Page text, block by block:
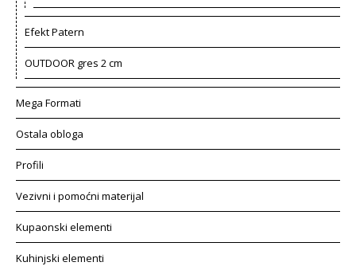
Efekt Patern
OUTDOOR gres 2 cm
Mega Formati
Ostala obloga
Profili
Vezivni i pomoćni materijal
Kupaonski elementi
Kuhinjski elementi